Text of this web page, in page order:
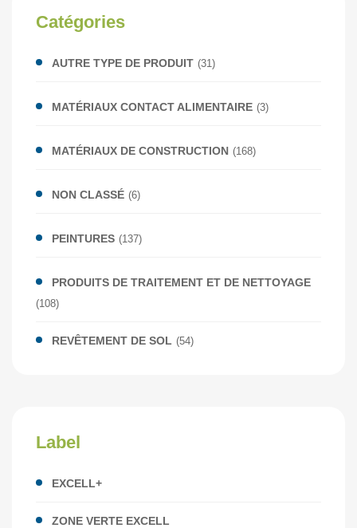
Catégories
AUTRE TYPE DE PRODUIT (31)
MATÉRIAUX CONTACT ALIMENTAIRE (3)
MATÉRIAUX DE CONSTRUCTION (168)
NON CLASSÉ (6)
PEINTURES (137)
PRODUITS DE TRAITEMENT ET DE NETTOYAGE
(108)
REVÊTEMENT DE SOL (54)
Label
EXCELL+
ZONE VERTE EXCELL